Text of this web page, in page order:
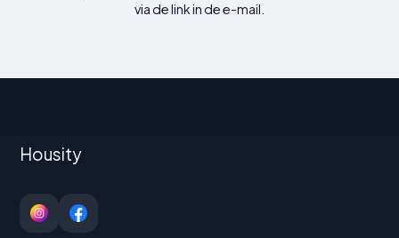
via de link in de e-mail.
Housity